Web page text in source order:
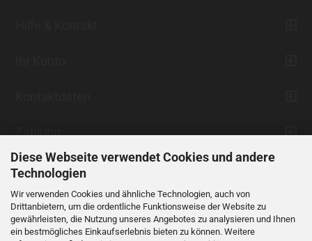
Diese Webseite verwendet Cookies und andere
Technologien
Wir verwenden Cookies und ähnliche Technologien, auch von
Drittanbietern, um die ordentliche Funktionsweise der Website zu
gewährleisten, die Nutzung unseres Angebotes zu analysieren und Ihnen
ein bestmögliches Einkaufserlebnis bieten zu können. Weitere
Zahlung